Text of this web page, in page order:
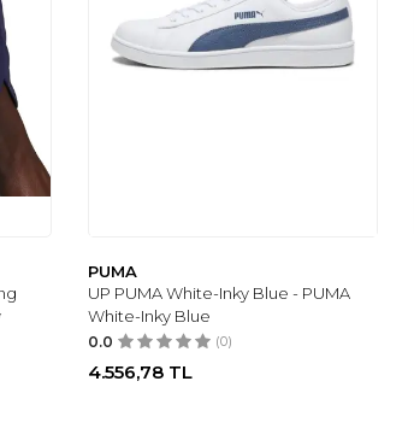
PUMA
UP PUMA White-Inky Blue - PUMA
White-Inky Blue
0.0 (0)
4.556,78 TL